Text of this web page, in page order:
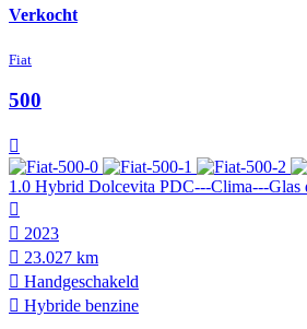
Verkocht
Fiat
500
1.0 Hybrid Dolcevita PDC---Clima---
2023
23.027 km
Hand­geschakeld
Hybride benzine